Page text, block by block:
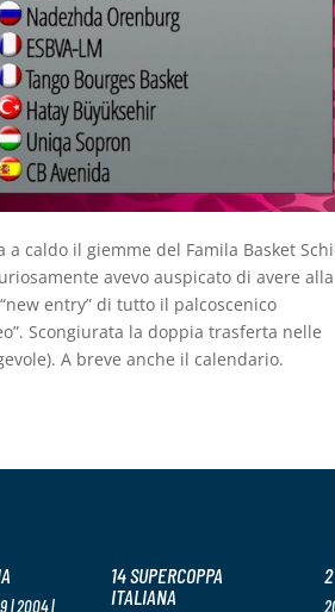
caldo il giemme del Famila Basket
avevo auspicato di avere alla
entry” di tutto il palcoscenico
Scongiurata la doppia trasferta nelle
A breve anche il calendario.
| 2004 |
14 SUPERCOPPA
ITALIANA